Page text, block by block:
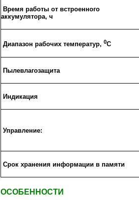
Время работы от встроенного
аккумулятора, ч
Диапазон рабочих температур, 0C
Пылевлагозащита
Индикация
Управление:
Срок хранения информации в памяти
ОСОБЕННОСТИ